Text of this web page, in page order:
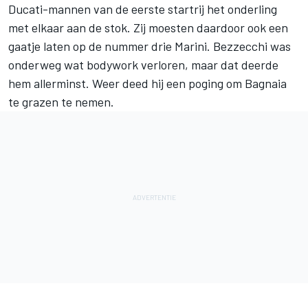
Ducati-mannen van de eerste startrij het onderling
met elkaar aan de stok. Zij moesten daardoor ook een
gaatje laten op de nummer drie Marini. Bezzecchi was
onderweg wat bodywork verloren, maar dat deerde
hem allerminst. Weer deed hij een poging om Bagnaia
te grazen te nemen.